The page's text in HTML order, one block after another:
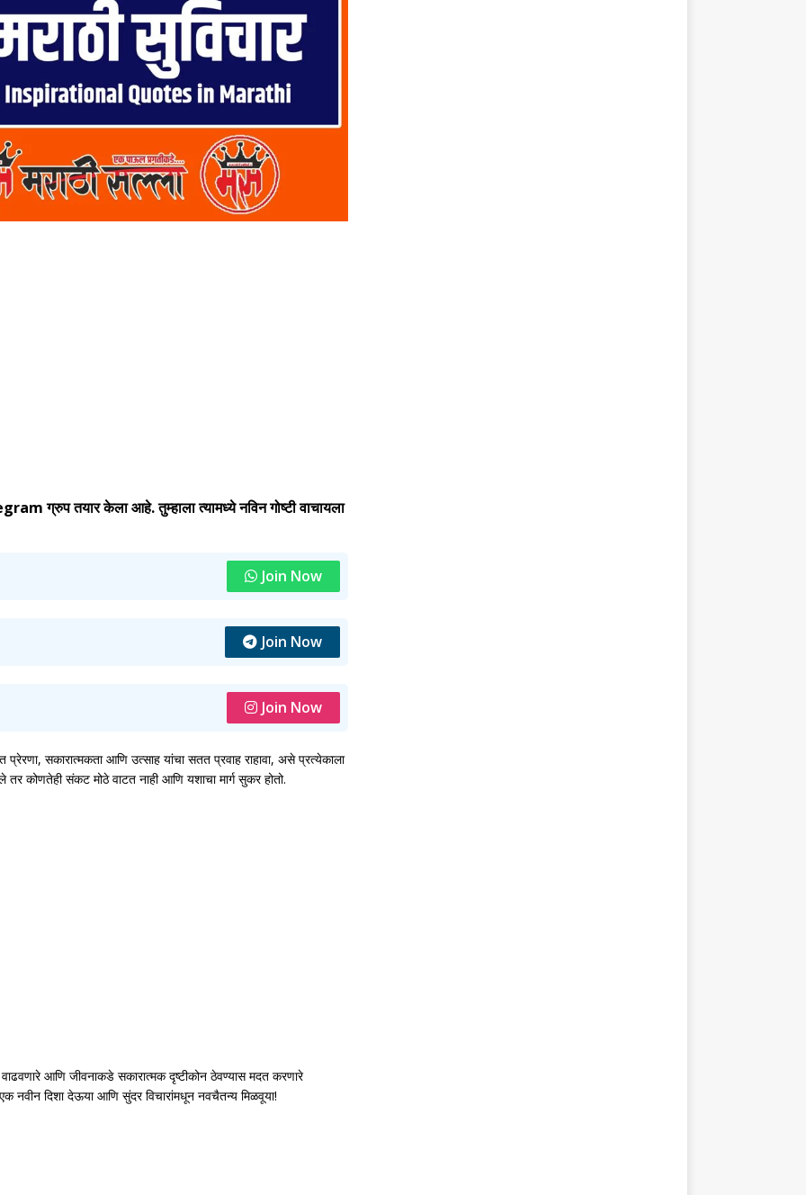
ग्रुप तयार केला आहे. तुम्हाला त्यामध्ये नविन गोष्टी वाचायला
Join Now
Join Now
Join Now
सकारात्मकता आणि उत्साह यांचा सतत प्रवाह राहावा, असे प्रत्येकाला
तर कोणतेही संकट मोठे वाटत नाही आणि यशाचा मार्ग सुकर होतो.
आणि जीवनाकडे सकारात्मक दृष्टीकोन ठेवण्यास मदत करणारे
एक नवीन दिशा देऊया आणि सुंदर विचारांमधून नवचैतन्य मिळवूया!